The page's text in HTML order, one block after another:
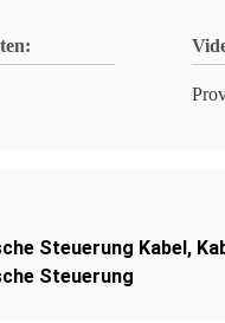
Steuerung Kabel,
Steuerung